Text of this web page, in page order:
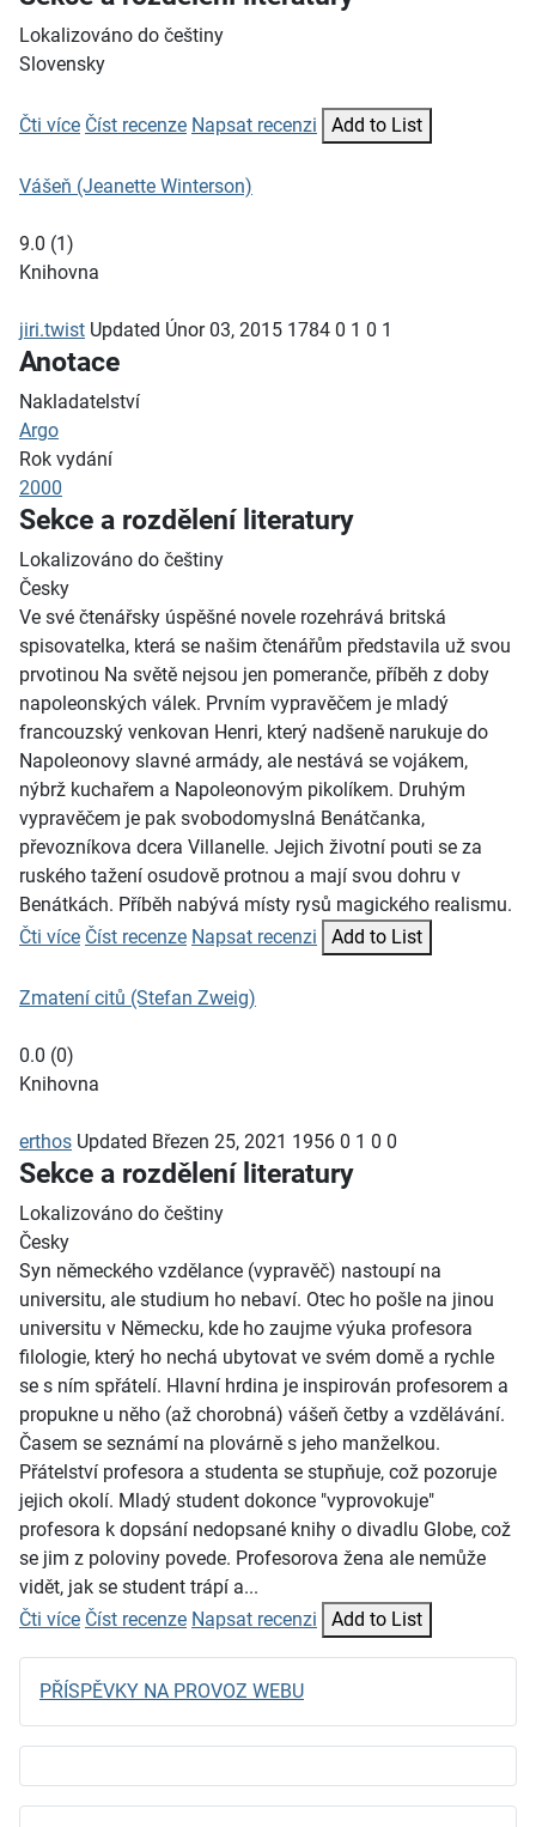
Lokalizováno do češtiny
Slovensky
Čti více Číst recenze Napsat recenzi Add to List
Vášeň (Jeanette Winterson)
9.0 (1)
Knihovna
jiri.twist Updated Únor 03, 2015 1784 0 1 0 1
Anotace
Nakladatelství
Argo
Rok vydání
2000
Sekce a rozdělení literatury
Lokalizováno do češtiny
Česky
Ve své čtenářsky úspěšné novele rozehrává britská
spisovatelka, která se našim čtenářům představila už svou
prvotinou Na světě nejsou jen pomeranče, příběh z doby
napoleonských válek. Prvním vypravěčem je mladý
francouzský venkovan Henri, který nadšeně narukuje do
Napoleonovy slavné armády, ale nestává se vojákem,
nýbrž kuchařem a Napoleonovým pikolíkem. Druhým
vypravěčem je pak svobodomyslná Benátčanka,
převozníkova dcera Villanelle. Jejich životní pouti se za
ruského tažení osudově protnou a mají svou dohru v
Benátkách. Příběh nabývá místy rysů magického realismu.
Čti více Číst recenze Napsat recenzi Add to List
Zmatení citů (Stefan Zweig)
0.0 (0)
Knihovna
erthos Updated Březen 25, 2021 1956 0 1 0 0
Sekce a rozdělení literatury
Lokalizováno do češtiny
Česky
Syn německého vzdělance (vypravěč) nastoupí na
universitu, ale studium ho nebaví. Otec ho pošle na jinou
universitu v Německu, kde ho zaujme výuka profesora
filologie, který ho nechá ubytovat ve svém domě a rychle
se s ním spřátelí. Hlavní hrdina je inspirován profesorem a
propukne u něho (až chorobná) vášeň četby a vzdělávání.
Časem se seznámí na plovárně s jeho manželkou.
Přátelství profesora a studenta se stupňuje, což pozoruje
jejich okolí. Mladý student dokonce "vyprovokuje"
profesora k dopsání nedopsané knihy o divadlu Globe, což
se jim z poloviny povede. Profesorova žena ale nemůže
vidět, jak se student trápí a...
Čti více Číst recenze Napsat recenzi Add to List
PŘÍSPĚVKY NA PROVOZ WEBU